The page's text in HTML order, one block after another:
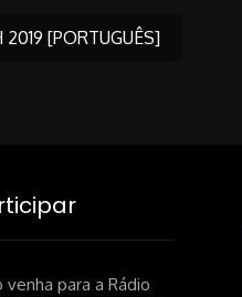
[PORTUGUÊS]
venha para a Rádio